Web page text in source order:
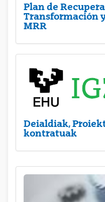
Plan de
Transformación
MRR
Deialdiak,
kontratuak